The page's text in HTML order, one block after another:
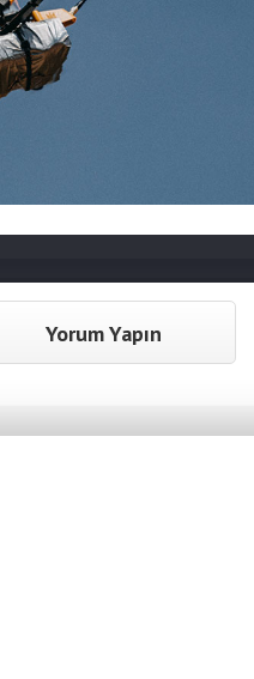
Yorum Yapın